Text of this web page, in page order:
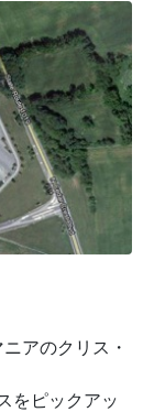
アのクリス・
をピックアッ